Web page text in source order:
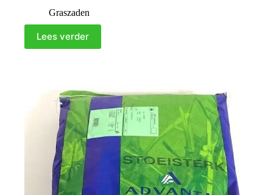
Graszaden
Lees verder